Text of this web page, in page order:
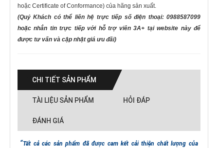
hoặc Certificate of Conformance) của hãng sản xuất.
(Quý Khách có thể liên hệ trực tiếp số điện thoại: 0988587099
hoặc nhắn tin trực tiếp với hỗ trợ viên 3A+ tại website này để
được tư vấn và cập nhật giá ưu đãi)
CHI TIẾT SẢN PHẨM
TÀI LIỆU SẢN PHẨM HỎI ĐÁP
ĐÁNH GIÁ
Tất cả các sản phẩm đã được cam kết cải thiện chất lượng của